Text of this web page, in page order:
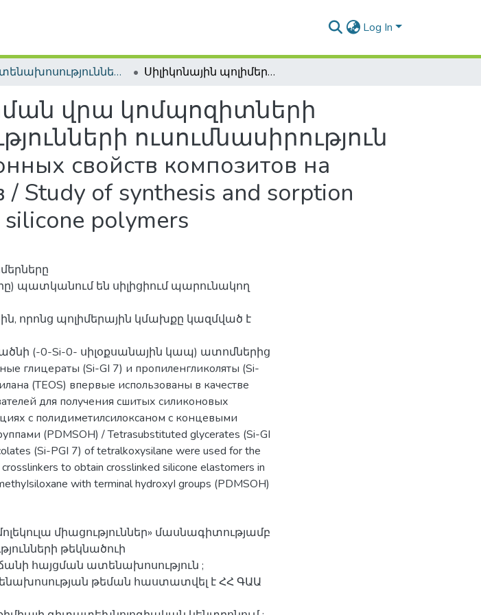
Log In
Ատենախոսություններ և սեղմագրեր / Theses & Abstracts Սիլիկոնային պոլիմերների հիման վրա կոմպոզիտների սինթեզի և սորբցիոն հատկությունների ուսումնասիրություն / Исследование синтеза сорбционных свойств композитов на основе силиконовых полимеров / Study of synthesis and sorption properties of composites based on silicone polymers
վրա կոմպոզիտների
ուսումնասիրություն
свойств композитов на
Study of synthesis and sorption
polymers
պատկանում են սիլիցիում պարունակող
որոնց պոլիմերային կմախքը կազմված է
(-0-Si-0- սիլօքսանային կապ) ատոմներից
глицераты (Si-GI 7) и пропиленгликоляты (Si-
(TEOS) впервые использованы в качестве
для получения сшитых силиконовых
с полидиметилсилоксаном с концевыми
(PDMSOH) / Tetrasubstituted glycerates (Si-GI
(Si-PGI 7) of tetralkoxysilane were used for the
to obtain crosslinked silicone elastomers in
with terminal hydroxyI groups (PDMSOH)
միացություններ» մասնագիտությամբ
թեկնածուի
հայցման ատենախոսություն ;
թեման հաստատվել է ՀՀ ԳԱԱ